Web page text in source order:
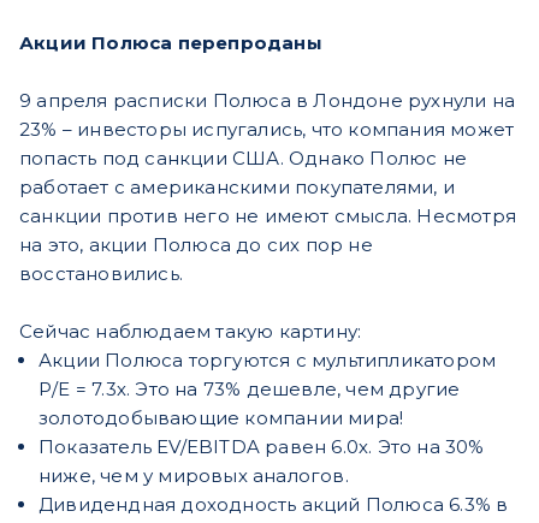
Акции Полюса перепроданы
9 апреля расписки Полюса в Лондоне рухнули на
23% – инвесторы испугались, что компания может
попасть под санкции США. Однако Полюс не
работает с американскими покупателями, и
санкции против него не имеют смысла. Несмотря
на это, акции Полюса до сих пор не
восстановились.
Сейчас наблюдаем такую картину:
Акции Полюса торгуются с мультипликатором
Р/Е = 7.3х. Это на 73% дешевле, чем другие
золотодобывающие компании мира!
Показатель EV/EBITDA равен 6.0х. Это на 30%
ниже, чем у мировых аналогов.
Дивидендная доходность акций Полюса 6.3% в